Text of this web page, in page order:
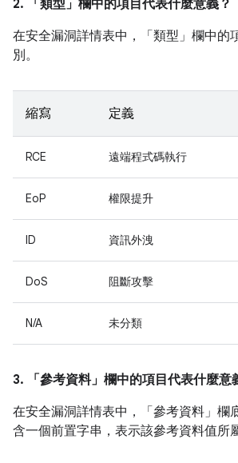
2. 「類型」 欄中的項目代表什麼意義？
在安全漏洞詳情表中，「類型」 欄中的
別。
縮寫 定義
RCE 遠端程式碼執行
EoP 權限提升
ID 資訊外洩
DoS 阻斷攻擊
N/A 未分類
3. 「參考資料」 欄中的項目代表什麼意
在安全漏洞詳情表中，「參考資料」 欄
含一個前置字串，表示該參考資料值所